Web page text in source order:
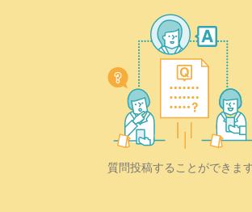
質問投稿することができま